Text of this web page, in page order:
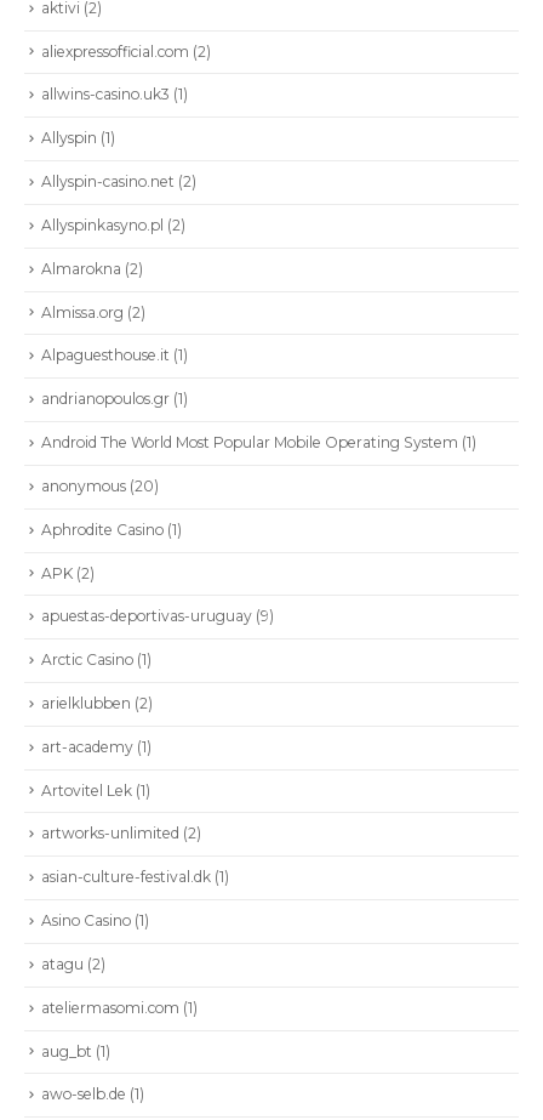
aktivi (2)
aliexpressofficial.com (2)
allwins-casino.uk3 (1)
Allyspin (1)
Allyspin-casino.net (2)
Allyspinkasyno.pl (2)
Almarokna (2)
Almissa.org (2)
Alpaguesthouse.it (1)
andrianopoulos.gr (1)
Android The World Most Popular Mobile Operating System (1)
anonymous (20)
Aphrodite Casino (1)
APK (2)
apuestas-deportivas-uruguay (9)
Arctic Casino (1)
arielklubben (2)
art-academy (1)
Artovitel Lek (1)
artworks-unlimited (2)
asian-culture-festival.dk (1)
Asino Casino (1)
atagu (2)
ateliermasomi.com (1)
aug_bt (1)
awo-selb.de (1)